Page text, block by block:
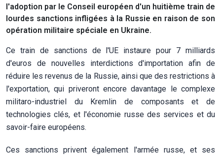
l'adoption par le Conseil européen d'un huitième train de
lourdes sanctions infligées à la Russie en raison de son
opération militaire spéciale en Ukraine.
Ce train de sanctions de l'UE instaure pour 7 milliards
d'euros de nouvelles interdictions d'importation afin de
réduire les revenus de la Russie, ainsi que des restrictions à
l'exportation, qui priveront encore davantage le complexe
militaro-industriel du Kremlin de composants et de
technologies clés, et l'économie russe des services et du
savoir-faire européens.
Ces sanctions privent également l'armée russe, et ses